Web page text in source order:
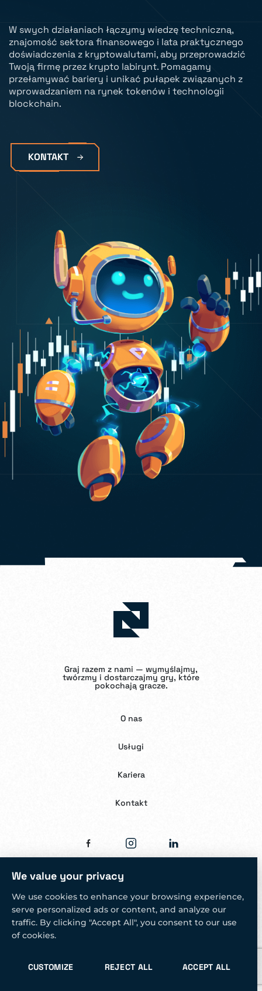
We value your privacy
We use cookies to enhance your browsing experience,
serve personalized ads or content, and analyze our
traffic. By clicking "Accept All", you consent to our use
of cookies.
CUSTOMIZE REJECT ALL ACCEPT ALL
W swych działaniach łączymy wiedzę techniczną,
znajomość sektora finansowego i lata praktycznego
doświadczenia z kryptowalutami, aby przeprowadzić
Twoją firmę przez krypto labirynt. Pomagamy
przełamywać bariery i unikać pułapek związanych z
wprowadzaniem na rynek tokenów i technologii
blockchain.
KONTAKT
Graj razem z nami — wymyślajmy,
twórzmy i dostarczajmy gry, które
pokochają gracze.
O nas
Usługi
Kariera
Kontakt
Polityka prywatności Cookie settings